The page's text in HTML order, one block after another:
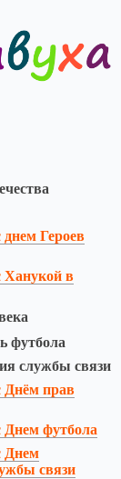
днем Героев
Ханукой в
футбола
службы связи
Днём прав
Днем футбола
Днем
связи